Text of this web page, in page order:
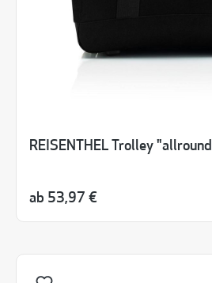
REISENTHEL Trolley
ab 53,97 €